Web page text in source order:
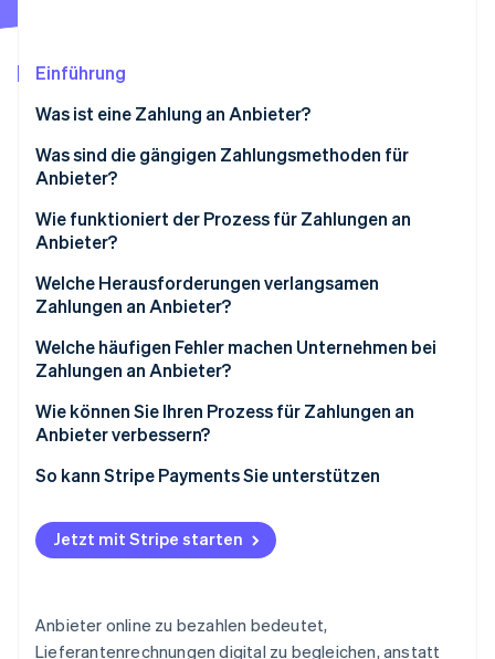
CO₂-Entnahme
Identity
Online-Identitätsprüfung
Stripe-Sessions 2026
Erfahren Sie, wie Stripe Lösungen für
Jetzt ansehen
Einführung
Was ist eine Zahlung an Anbieter?
Was sind die gängigen Zahlungsmethoden für
Anbieter?
Wie funktioniert der Prozess für Zahlungen an
Anbieter?
Welche Herausforderungen verlangsamen
Zahlungen an Anbieter?
Welche häufigen Fehler machen Unternehmen bei
Zahlungen an Anbieter?
Wie können Sie Ihren Prozess für Zahlungen an
Anbieter verbessern?
So kann Stripe Payments Sie unterstützen
Jetzt mit Stripe starten
Anbieter online zu bezahlen bedeutet,
Lieferantenrechnungen digital zu begleichen, anstatt